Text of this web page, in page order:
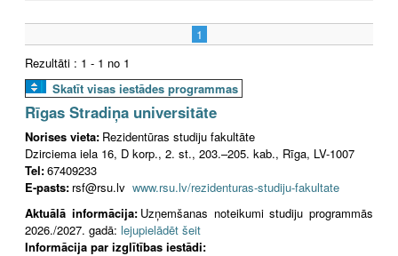
1
Rezultāti : 1 - 1 no 1
Skatīt visas iestādes programmas
Rīgas Stradiņa universitāte
Norises vieta: Rezidentūras studiju fakultāte
Dzirciema iela 16, D korp., 2. st., 203.–205. kab., Rīga, LV-1007
Tel:67409233
E-pasts: rsf@rsu.lv www.rsu.lv/rezidenturas-studiju-fakultate
Aktuālā informācija: Uzņemšanas noteikumi studiju programmās
2026./2027. gadā: lejupielādēt šeit
Informācija par izglītības iestādi: